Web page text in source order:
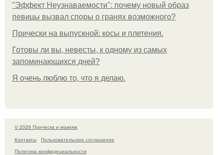
"Эффект Неузнаваемости": почему новый образ
певицы вызвал споры о гранях возможного?
Прически на выпускной: косы и плетения.
Готовы ли вы, невесты, к одному из самых
запоминающихся дней?
Я очень люблю то, что я делаю.
© 2026 Прическа и макияж
Контакты
Пользовательское соглашение
Политика конфидециальности